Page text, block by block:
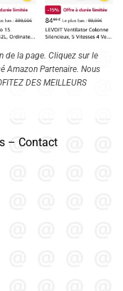
de la page. Cliquez sur le
Amazon Partenaire. Nous
DES MEILLEURS
– Contact